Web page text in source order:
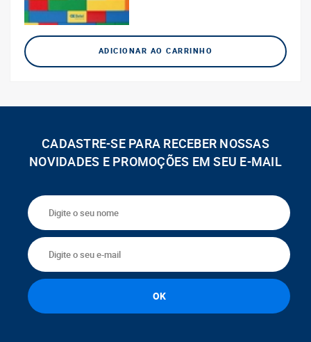
ADICIONAR AO CARRINHO
CADASTRE-SE PARA RECEBER NOSSAS
NOVIDADES E PROMOÇÕES EM SEU E-MAIL